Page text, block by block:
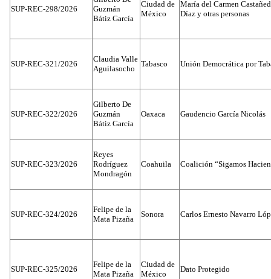
SUP-REC-298/2026
Guzmán
Bátiz García
Ciudad de
México
María del Carmen
Díaz y otras personas
SUP-REC-321/2026
Claudia Valle
Aguilasocho
Tabasco Unión Democrática por
SUP-REC-322/2026
Gilberto De
Guzmán
Bátiz García
Oaxaca Gaudencio García Nicolás
SUP-REC-323/2026
Reyes
Rodríguez
Mondragón
Coahuila Coalición “Sigamos
SUP-REC-324/2026
Felipe de la
Mata Pizaña
Sonora Carlos Ernesto Navarro
SUP-REC-325/2026
Felipe de la
Mata Pizaña
Ciudad de
México
Dato Protegido